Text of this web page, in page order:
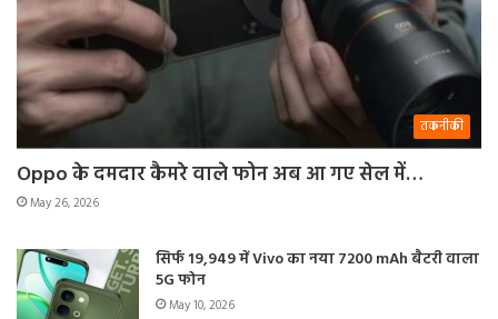
तकनीकी
Oppo के दमदार कैमरे वाले फोन अब आ गए सेल में…
May 26, 2026
सिर्फ 19,949 में Vivo का नया 7200 mAh बैटरी वाला
5G फोन
May 10, 2026